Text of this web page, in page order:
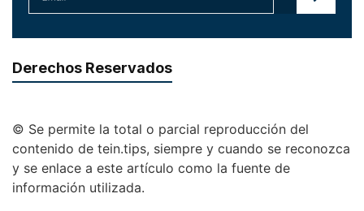
Derechos Reservados
© Se permite la total o parcial reproducción del
contenido de tein.tips, siempre y cuando se reconozca
y se enlace a este artículo como la fuente de
información utilizada.